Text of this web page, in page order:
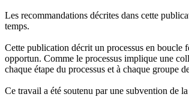
Les recommandations décrites dans cette
temps.
Cette publication décrit un processus en boucle
opportun. Comme le processus implique une
chaque étape du processus et à chaque groupe
Ce travail a été soutenu par une subvention de